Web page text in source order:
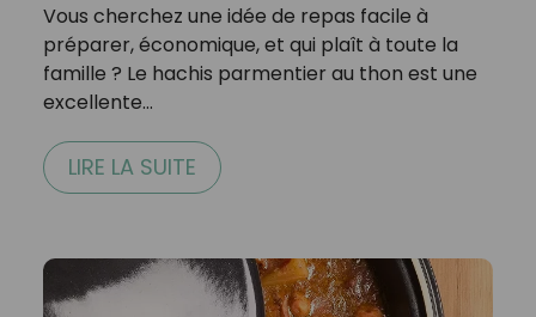
Vous cherchez une idée de repas facile à
préparer, économique, et qui plaît à toute la
famille ? Le hachis parmentier au thon est une
excellente…
LIRE LA SUITE